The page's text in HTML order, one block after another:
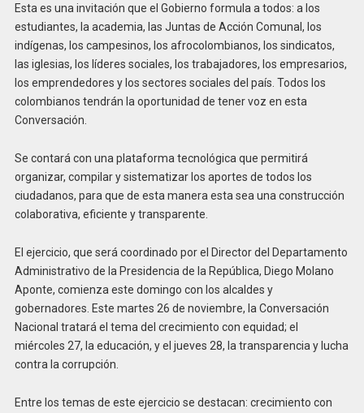
Esta es una invitación que el Gobierno formula a todos: a los
estudiantes, la academia, las Juntas de Acción Comunal, los
indígenas, los campesinos, los afrocolombianos, los sindicatos,
las iglesias, los líderes sociales, los trabajadores, los empresarios,
los emprendedores y los sectores sociales del país. Todos los
colombianos tendrán la oportunidad de tener voz en esta
Conversación.
Se contará con una plataforma tecnológica que permitirá
organizar, compilar y sistematizar los aportes de todos los
ciudadanos, para que de esta manera esta sea una construcción
colaborativa, eficiente y transparente.
El ejercicio, que será coordinado por el Director del Departamento
Administrativo de la Presidencia de la República, Diego Molano
Aponte, comienza este domingo con los alcaldes y
gobernadores. Este martes 26 de noviembre, la Conversación
Nacional tratará el tema del crecimiento con equidad; el
miércoles 27, la educación, y el jueves 28, la transparencia y lucha
contra la corrupción.
Entre los temas de este ejercicio se destacan: crecimiento con